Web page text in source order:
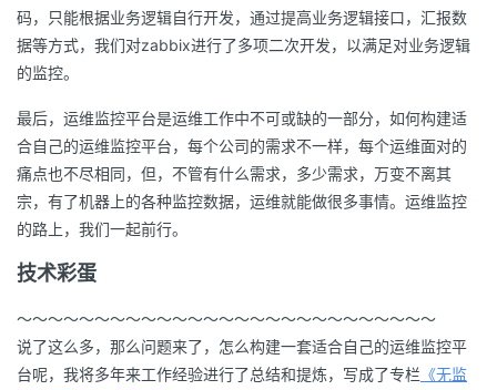
码，只能根据业务逻辑自行开发，通过提高业务逻辑接口，汇报数
据等方式，我们对zabbix进行了多项二次开发，以满足对业务逻辑
的监控。
最后，运维监控平台是运维工作中不可或缺的一部分，如何构建适
合自己的运维监控平台，每个公司的需求不一样，每个运维面对的
痛点也不尽相同，但，不管有什么需求，多少需求，万变不离其
宗，有了机器上的各种监控数据，运维就能做很多事情。运维监控
的路上，我们一起前行。
技术彩蛋
～～～～～～～～～～～～～～～～～～～～～～～～～～～
说了这么多，那么问题来了，怎么构建一套适合自己的运维监控平
台呢，我将多年来工作经验进行了总结和提炼，写成了专栏 《无监